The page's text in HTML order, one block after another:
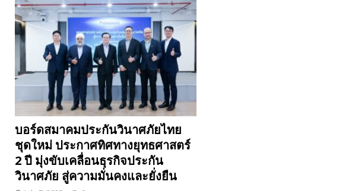
บอร์ดสมาคมประกันวินาศภัยไทย
ชุดใหม่ ประกาศทิศทางยุทธศาสตร์
2 ปี มุ่งขับเคลื่อนธุรกิจประกัน
วินาศภัย สู่ความมั่นคงและยั่งยืน